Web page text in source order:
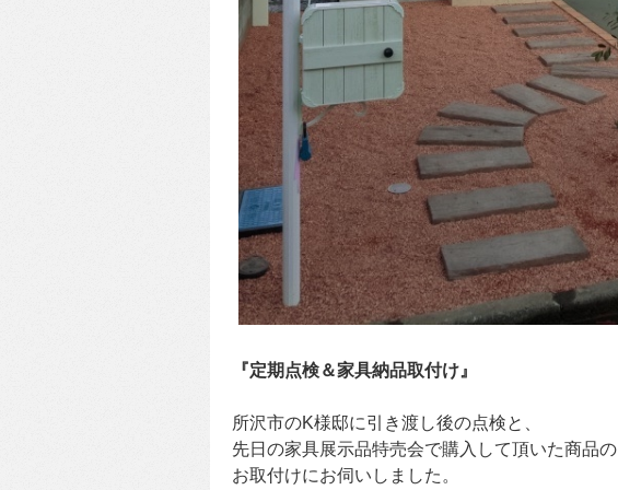
『定期点検＆家具納品取付け』
所沢市のK様邸に引き渡し後の点検と、
先日の家具展示品特売会で購入して頂いた商品の
お取付けにお伺いしました。